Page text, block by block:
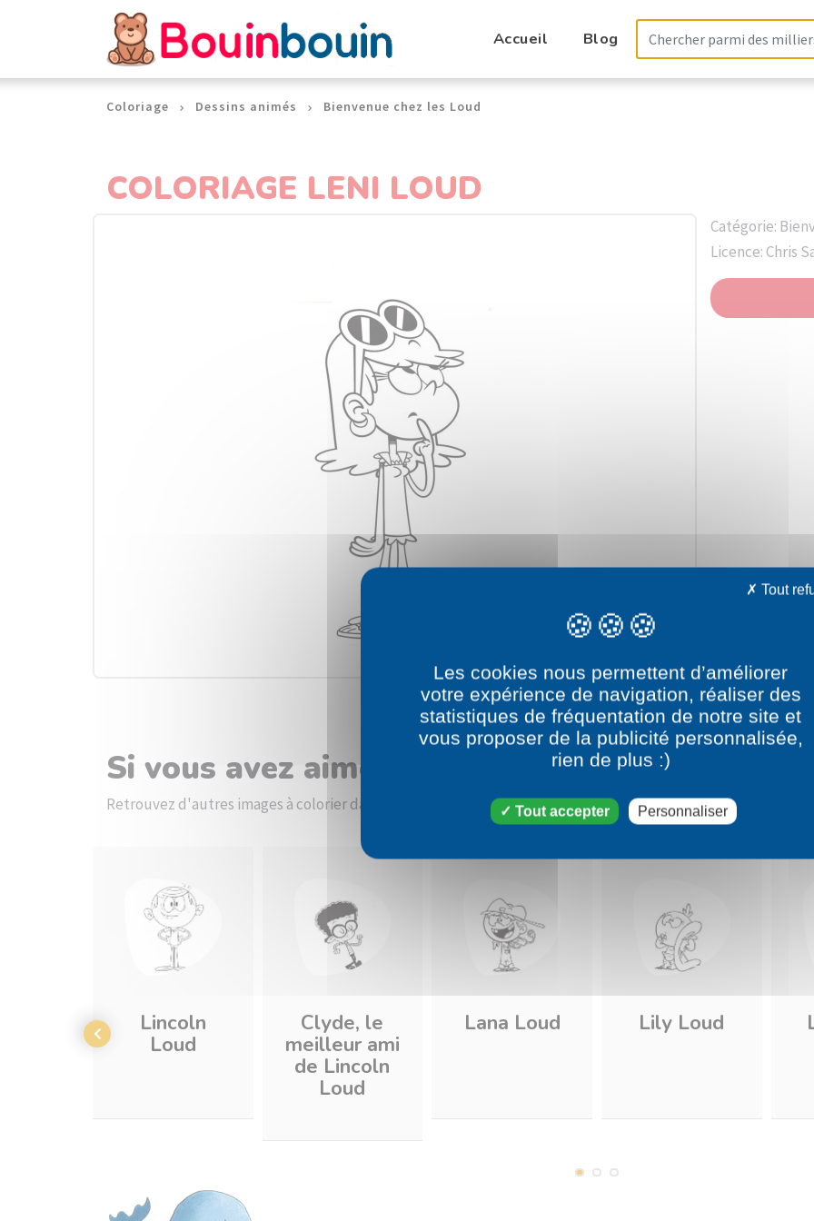
Accueil Blog
Coloriage Dessins animés Bienvenue chez les Loud
COLORIAGE LENI LOUD
Catégorie:
Licence: Chris
Si vous avez aimé le dessin Leni Loud
Retrouvez d'autres images à colorier dans la catégorie dessin Bienvenue chez les Loud
Lincoln
Loud
Clyde, le
meilleur ami
de Lincoln
Loud
Lana Loud Lily Loud
Panneau de gestion des cookies
Les cookies nous permettent d’améliorer
votre expérience de navigation, réaliser des
statistiques de fréquentation de notre site et
vous proposer de la publicité personnalisée,
rien de plus :)
Tout accepter
Tout
Personnaliser